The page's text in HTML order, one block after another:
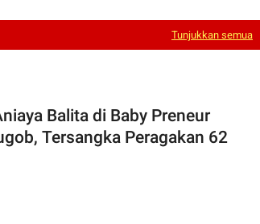
Tunjukkan semua
Balita di Baby Preneur
Tersangka Peragakan 62